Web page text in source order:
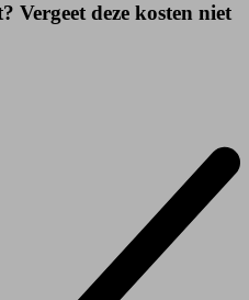
Vergeet deze kosten niet